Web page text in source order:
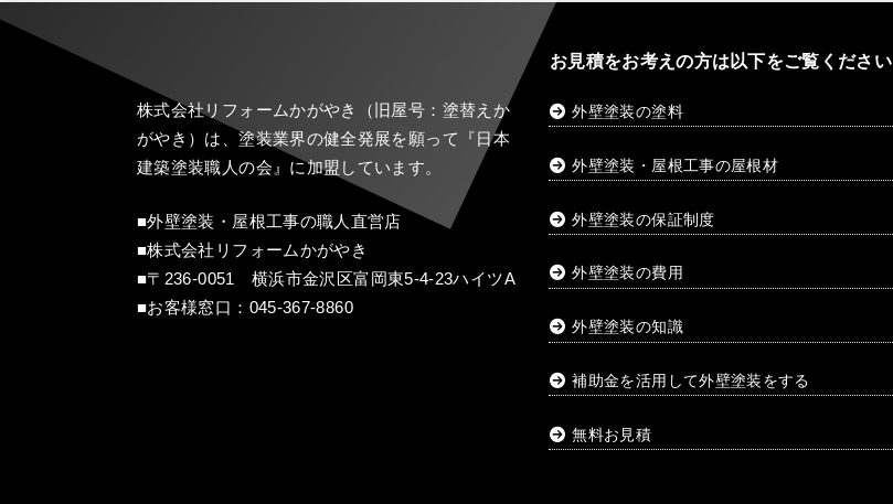
株式会社リフォームかがやき（旧屋号：塗替えか
がやき）は、塗装業界の健全発展を願って『日本
建築塗装職人の会 』に加盟しています。
■外壁塗装・屋根工事の職人直営店
■株式会社リフォームかがやき
■〒236-0051 横浜市金沢区富岡東5-4-23ハイツA
■お客様窓口： 045-367-8860
お見積をお考えの方は以下をご覧ください
外壁塗装の塗料
外壁塗装・屋根工事の屋根材
外壁塗装の保証制度
外壁塗装の費用
外壁塗装の知識
補助金を活用して外壁塗装をする
無料お見積